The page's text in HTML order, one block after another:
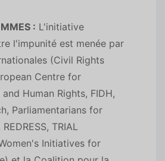
: L'initiative
l'impunité est menée par
(Civil Rights
Centre for
Human Rights, FIDH,
Parliamentarians for
TRIAL
Initiatives for